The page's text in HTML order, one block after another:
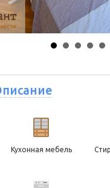
Кухонная мебель